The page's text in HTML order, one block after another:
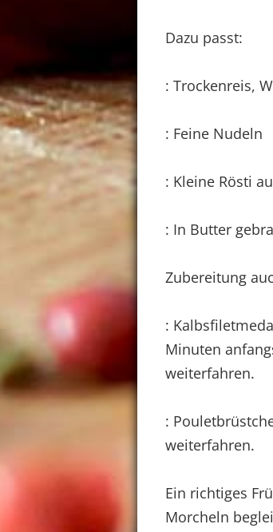
Dazu passt:
: Trockenreis,
: Feine Nudeln
: Kleine Rösti
: In Butter
Zubereitung
:
Minuten
weiterfahren.
:
weiterfahren.
Ein richtiges
Morcheln